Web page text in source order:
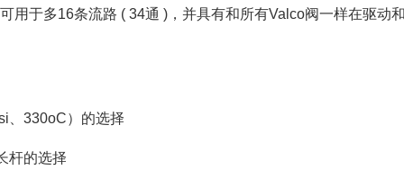
用于多16条流路 ( 34通 )，并具有和所有Valco阀一样在驱动
、330oC）的选择
杆的选择